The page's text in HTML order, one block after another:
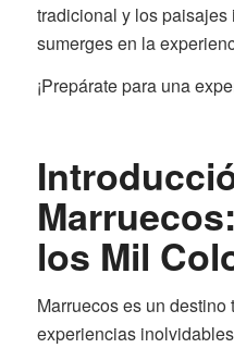
tradicional y los
sumerges en la
¡Prepárate para una
los Mil
Marruecos es un
experiencias